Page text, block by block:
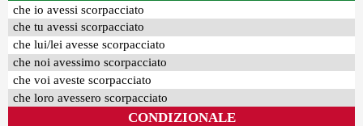
che io avessi scorpacciato
che tu avessi scorpacciato
che lui/lei avesse scorpacciato
che noi avessimo scorpacciato
che voi aveste scorpacciato
che loro avessero scorpacciato
CONDIZIONALE